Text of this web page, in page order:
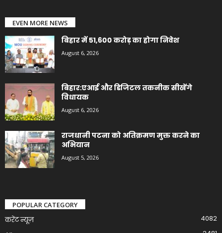
EVEN MORE NEWS
बिहार में 51,600 करोड़ का होगा निवेश
August 6, 2026
बिहार:एआई और डिजिटल तकनीक सीखेंगे
विधायक
August 6, 2026
राजधानी पटना को अतिक्रमण मुक्त करने का
अभियान
August 5, 2026
POPULAR CATEGORY
करेंट न्यूज़
4082